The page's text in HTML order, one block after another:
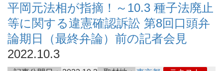
平岡元法相が指摘！～10.3 種子法廃止
等に関する違憲確認訴訟 第8回口頭弁
論期日（最終弁論）前の記者会見
2022.10.3